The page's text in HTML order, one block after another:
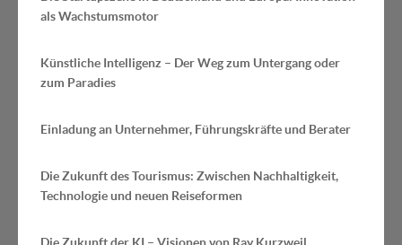
als Wachstumsmotor
Künstliche Intelligenz – Der Weg zum Untergang oder
zum Paradies
Einladung an Unternehmer, Führungskräfte und Berater
Die Zukunft des Tourismus: Zwischen Nachhaltigkeit,
Technologie und neuen Reiseformen